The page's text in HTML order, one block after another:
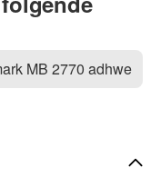
MB 2770 adhwe